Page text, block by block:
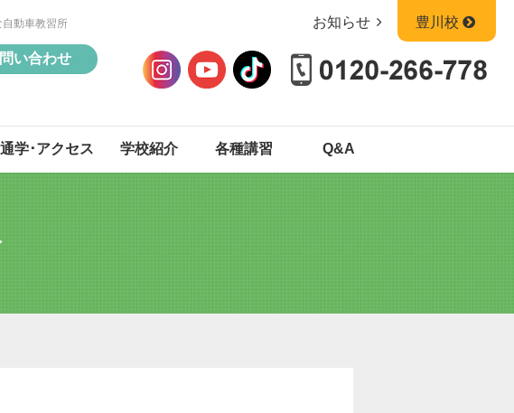
動車教習所
い合わせ
お知らせ 豊川校
通学･アクセス 学校紹介 各種講習 Q&A